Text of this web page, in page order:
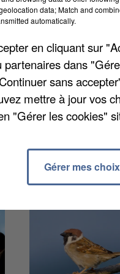
avenue l'Eglé,
abandonnés.
de huit ans
de retrouver leur
sur-Oise. Ils
data; Match and
automatically.
en cliquant sur
partenaires dans
sans
mettre à jour vos
"Gérer les cookies"
Gérer mes choix